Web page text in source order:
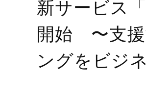
新サービス
開始 〜支援
ングをビジ